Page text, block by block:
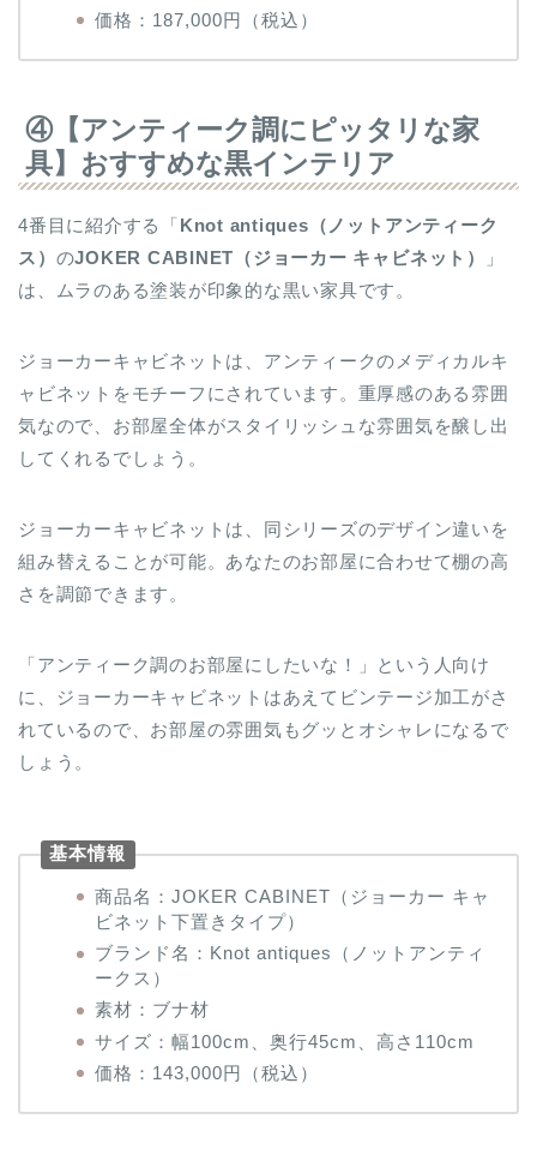
価格：187,000円（税込）
④【アンティーク調にピッタリな家
具】おすすめな黒インテリア
4番目に紹介する「Knot antiques （ノットアンティーク
ス） のJOKER CABINET（ジョーカー キャビネット）
」
は、ムラのある塗装が印象的な黒い家具です。
ジョーカーキャビネットは、アンティークのメディカルキ
ャビネットをモチーフにされています。重厚感のある雰囲
気なので、お部屋全体がスタイリッシュな雰囲気を醸し出
してくれるでしょう。
ジョーカーキャビネットは、同シリーズのデザイン違いを
組み替えることが可能。あなたのお部屋に合わせて棚の高
さを調節できます。
「アンティーク調のお部屋にしたいな！」という人向け
に、ジョーカーキャビネットはあえてビンテージ加工がさ
れているので、お部屋の雰囲気もグッとオシャレになるで
しょう。
基本情報
商品名：JOKER CABINET（ジョーカー キャ
ビネット下置きタイプ）
ブランド名：Knot antiques（ノットアンティ
ークス）
素材：ブナ材
サイズ：幅100cm、奥行45cm、高さ110cm
価格：143,000円（税込）